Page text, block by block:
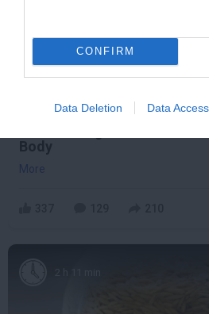
CONFIRM
Data Deletion Data Access
Body
More